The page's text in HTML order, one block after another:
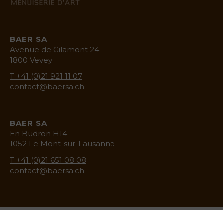
BAER SA
Avenue de Gilamont 24
1800 Vevey
T +41 (0)21 921 11 07
contact@baersa.ch
BAER SA
En Budron H14
1052 Le Mont-sur-Lausanne
T +41 (0)21 651 08 08
contact@baersa.ch